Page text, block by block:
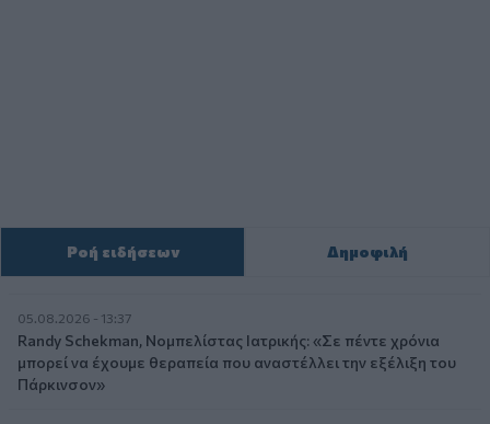
Ροή ειδήσεων Δημοφιλή
05.08.2026 - 13:37
Randy Schekman, Νομπελίστας Ιατρικής: «Σε πέντε χρόνια
μπορεί να έχουμε θεραπεία που αναστέλλει την εξέλιξη του
Πάρκινσον»